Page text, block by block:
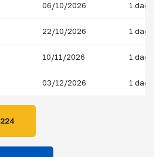
06/10/2026 1 dag
22/10/2026 1 dag
10/11/2026 1 dag
03/12/2026 1 dag
224